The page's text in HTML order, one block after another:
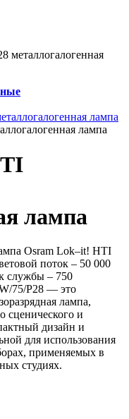
металлогалогенная
лампа
лампа
Osram Lok–it! HTI
поток – 50 000
службы – 750
75/P28 — это
лампа,
сценического и
дизайн и
для использования
применяемых в
студиях.